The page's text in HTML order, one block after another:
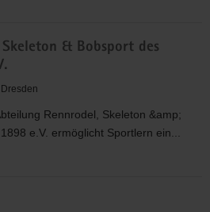
& Bobsport des
Rennrodel, Skeleton &amp;
e.V. ermöglicht Sportlern ein...